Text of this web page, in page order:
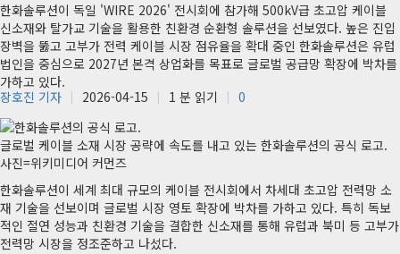
한화솔루션이 독일 'WIRE 2026' 전시회에 참가해 500kV급 초고압 케이블
신소재와 탈가교 기술을 활용한 친환경 순환형 솔루션을 선보였다. 높은 진입
장벽을 뚫고 고부가 전력 케이블 시장 점유율을 확대 중인 한화솔루션은 유럽
법인을 중심으로 2027년 본격 상업화를 목표로 글로벌 공급망 확장에 박차를
가하고 있다.
장호진 기자
2026-04-15 1 분 읽기 0
글로벌 케이블 소재 시장 공략에 속도를 내고 있는 한화솔루션의 공식 로고.
사진=위키미디어 커먼즈
한화솔루션이 세계 최대 규모의 케이블 전시회에서 차세대 초고압 전력망 소
재 기술을 선보이며 글로벌 시장 영토 확장에 박차를 가하고 있다. 특히 독보
적인 절연 성능과 친환경 기술을 결합한 신소재를 통해 유럽과 북미 등 고부가
전력망 시장을 정조준하고 나섰다.